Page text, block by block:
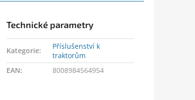
Technické parametry
Kategorie:
Příslušenství k
traktorům
EAN: 8008984564954